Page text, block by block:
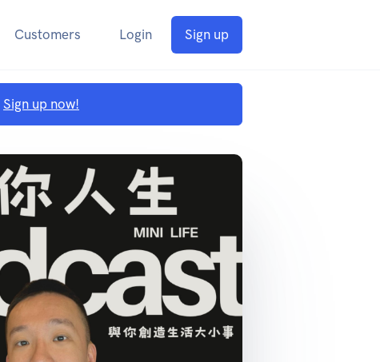
Customers Login Sign up
Sign up now!